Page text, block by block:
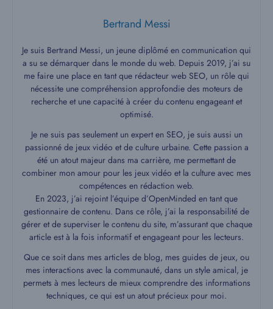
Bertrand Messi
Je suis Bertrand Messi, un jeune diplômé en communication qui
a su se démarquer dans le monde du web. Depuis 2019, j’ai su
me faire une place en tant que rédacteur web SEO, un rôle qui
nécessite une compréhension approfondie des moteurs de
recherche et une capacité à créer du contenu engageant et
optimisé.
Je ne suis pas seulement un expert en SEO, je suis aussi un
passionné de jeux vidéo et de culture urbaine. Cette passion a
été un atout majeur dans ma carrière, me permettant de
combiner mon amour pour les jeux vidéo et la culture avec mes
compétences en rédaction web.
En 2023, j’ai rejoint l’équipe d’OpenMinded en tant que
gestionnaire de contenu. Dans ce rôle, j’ai la responsabilité de
gérer et de superviser le contenu du site, m’assurant que chaque
article est à la fois informatif et engageant pour les lecteurs.
Que ce soit dans mes articles de blog, mes guides de jeux, ou
mes interactions avec la communauté, dans un style amical, je
permets à mes lecteurs de mieux comprendre des informations
techniques, ce qui est un atout précieux pour moi.